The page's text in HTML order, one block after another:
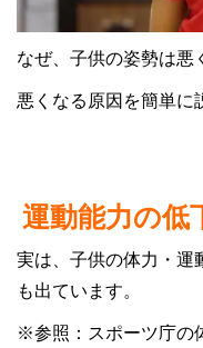
なぜ、子供の姿勢は悪
悪くなる原因を簡単に
運動能力の低
実は、子供の体力・運
も出ています。
※参照： スポーツ庁の